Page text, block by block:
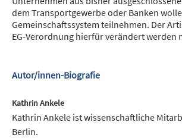
dem Transportgewerbe oder Banken
Gemeinschaftssystem teilnehmen. Der
EG-Verordnung hierfür verändert werden
Autor/innen-Biografie
Kathrin Ankele
Kathrin Ankele ist wissenschaftliche
Berlin.